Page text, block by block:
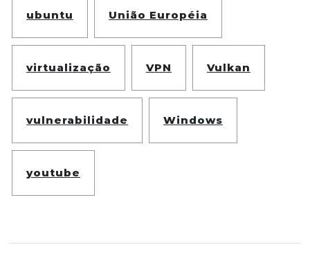
ubuntu União Européia
virtualização VPN Vulkan
vulnerabilidade Windows
youtube